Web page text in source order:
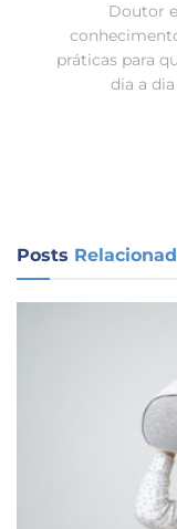
Doutor
práticas para
dia a
Posts